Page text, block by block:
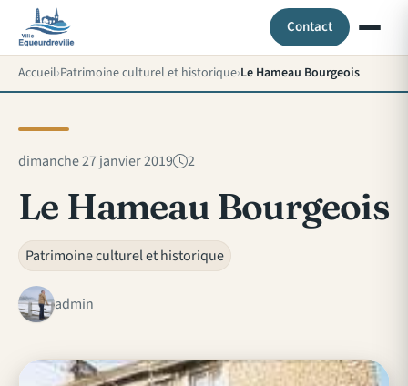
Contact
Accueil Patrimoine culturel et historique Le Hameau Bourgeois
dimanche 27 janvier 2019 2
Le Hameau Bourgeois
Patrimoine culturel et historique
admin